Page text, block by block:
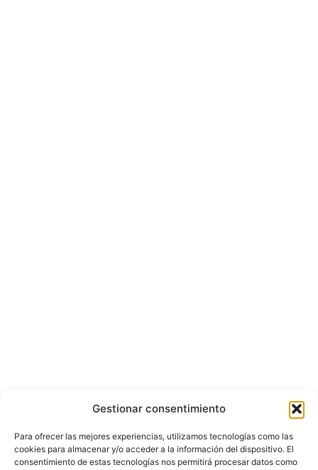
Gestionar consentimiento
Para ofrecer las mejores experiencias, utilizamos tecnologías como las
cookies para almacenar y/o acceder a la información del dispositivo. El
consentimiento de estas tecnologías nos permitirá procesar datos como